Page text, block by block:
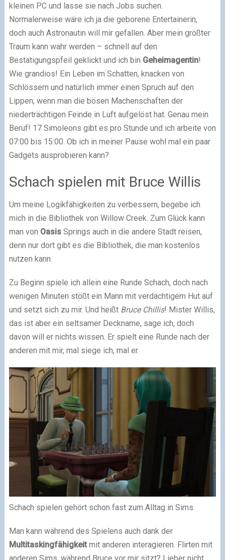
kleinen PC und lasse sie nach Jobs suchen.
Normalerweise wäre ich ja die geborene Entertainerin,
doch auch Astronautin will mir gefallen. Aber mein größter
Traum kann wahr werden – schnell auf den
Bestätigungspfeil geklickt und ich bin Geheimagentin!
Wie grandios! Ein Leben im Schatten, knacken von
Schlössern und natürlich immer einen Spruch auf den
Lippen, wenn man die bösen Machenschaften der
niederträchtigen Feinde in Luft aufgelöst hat. Genau mein
Beruf! 17 Simoleons gibt es pro Stunde und ich arbeite von
07:00 bis 15:00. Ob ich in meiner Pause wohl mal ein paar
Gadgets ausprobieren kann?
Schach spielen mit Bruce Willis
Um meine Logikfähigkeiten zu verbessern, begebe ich
mich in die Bibliothek von Willow Creek. Zum Glück kann
man von OasisSprings auch in die andere Stadt reisen,
denn nur dort gibt es die Bibliothek, die man kostenlos
nutzen kann.
Zu Beginn spiele ich allein eine Runde Schach, doch nach
wenigen Minuten stößt ein Mann mit verdächtigem Hut auf
und setzt sich zu mir. Und heißt Bruce Chillis! Mister Willis,
das ist aber ein seltsamer Deckname, sage ich, doch
davon will er nichts wissen. Er spielt eine Runde nach der
anderen mit mir, mal siege ich, mal er.
Schach spielen gehört schon fast zum Alltag in Sims
Man kann während des Spielens auch dank der
Multitaskingfähigkeitmit anderen interagieren. Flirten mit